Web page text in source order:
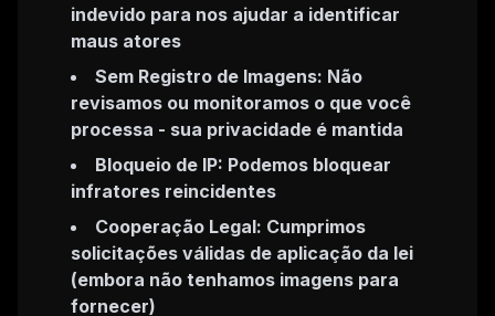
indevido para nos ajudar a identificar
maus atores
Sem Registro de Imagens: Não
revisamos ou monitoramos o que você
processa - sua privacidade é mantida
Bloqueio de IP: Podemos bloquear
infratores reincidentes
Cooperação Legal: Cumprimos
solicitações válidas de aplicação da lei
(embora não tenhamos imagens para
fornecer)